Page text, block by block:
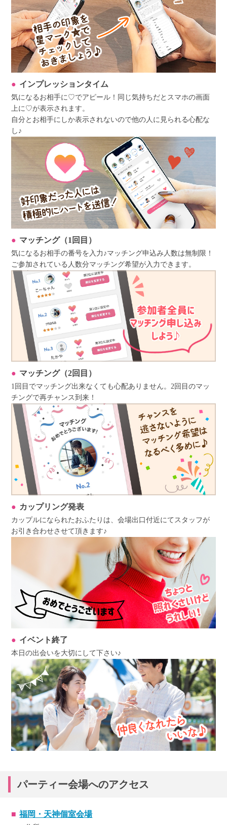
インプレッションタイム
気になるお相手に♡でアピール！同じ気持ちだとスマホの画面
上に♡が表示されます。
自分とお相手にしか表示されないので他の人に見られる心配な
し♪
マッチング（1回目）
気になるお相手の番号を入力♪マッチング申込み人数は無制限！
ご参加されている人数分マッチング希望が入力できます。
マッチング（2回目）
1回目でマッチング出来なくても心配ありません。2回目のマッ
チングで再チャンス到来！
カップリング発表
カップルになられたおふたりは、会場出口付近にてスタッフが
お引き合わせさせて頂きます♪
イベント終了
本日の出会いを大切にして下さい♪
パーティー会場へのアクセス
福岡・天神個室会場